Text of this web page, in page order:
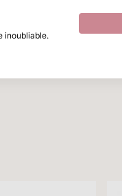
inoubliable.